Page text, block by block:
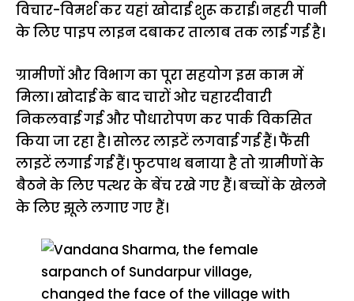
विचार-विमर्श कर यहां खोदाई शुरू कराई। नहरी पानी
के लिए पाइप लाइन दबाकर तालाब तक लाई गई है।
ग्रामीणों और विभाग का पूरा सहयोग इस काम में
मिला। खोदाई के बाद चारों ओर चहारदीवारी
निकलवाई गई और पौधारोपण कर पार्क विकसित
किया जा रहा है। सोलर लाइटें लगवाई गई हैं। फैंसी
लाइटें लगाई गई हैं। फुटपाथ बनाया है तो ग्रामीणों के
बैठने के लिए पत्थर के बेंच रखे गए हैं। बच्चों के खेलने
के लिए झूले लगाए गए हैं।